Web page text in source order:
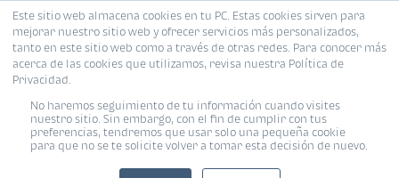
Este sitio web almacena cookies en tu PC. Estas cookies sirven para
mejorar nuestro sitio web y ofrecer servicios más personalizados,
tanto en este sitio web como a través de otras redes. Para conocer más
acerca de las cookies que utilizamos, revisa nuestra Política de
Privacidad.
No haremos seguimiento de tu información cuando visites
nuestro sitio. Sin embargo, con el fin de cumplir con tus
preferencias, tendremos que usar solo una pequeña cookie
para que no se te solicite volver a tomar esta decisión de nuevo.
MENÚ